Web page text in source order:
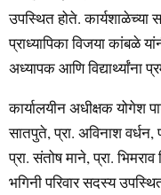
उपस्थित होते. कार्यशाळेच्या
प्राध्यापिका विजया कांबळे
अध्यापक आणि विद्यार्थ्यांना
कार्यालयीन अधीक्षक योगेश
सातपुते, प्रा. अविनाश
प्रा. संतोष माने, प्रा.
भगिनी परिवार सदस्य